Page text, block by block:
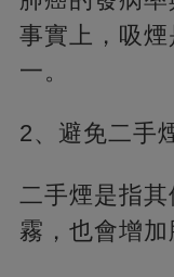
事實上，吸
一。
2、避免二手
二手煙是指
霧，也會增加